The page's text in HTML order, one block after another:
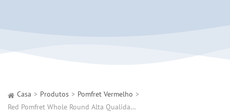
Casa Produtos
Pomfret Vermelho
Red Pomfret Whole Round Alta Qualidade